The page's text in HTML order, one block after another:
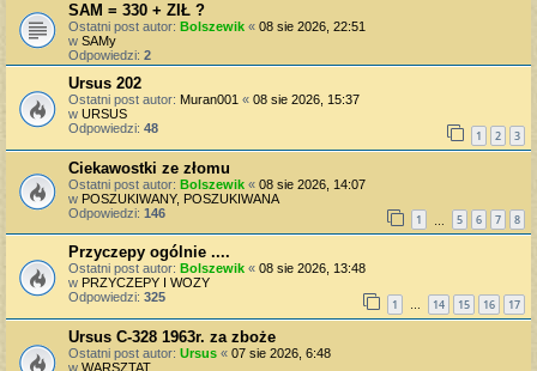
SAM = 330 + ZIŁ ?
Ostatni post autor: Bolszewik « 08 sie 2026, 22:51
w SAMy
Odpowiedzi: 2
Ursus 202
Ostatni post autor: Muran001 « 08 sie 2026, 15:37
w URSUS
Odpowiedzi: 48 1 2 3
Ciekawostki ze złomu
Ostatni post autor: Bolszewik « 08 sie 2026, 14:07
w POSZUKIWANY, POSZUKIWANA
Odpowiedzi: 146 1 5 6 7 8
Przyczepy ogólnie ....
Ostatni post autor: Bolszewik « 08 sie 2026, 13:48
w PRZYCZEPY I WOZY
Odpowiedzi: 325 1 … 14 15 16 17
Ursus C-328 1963r. za zboże
Ostatni post autor: Ursus « 07 sie 2026, 6:48
w WARSZTAT